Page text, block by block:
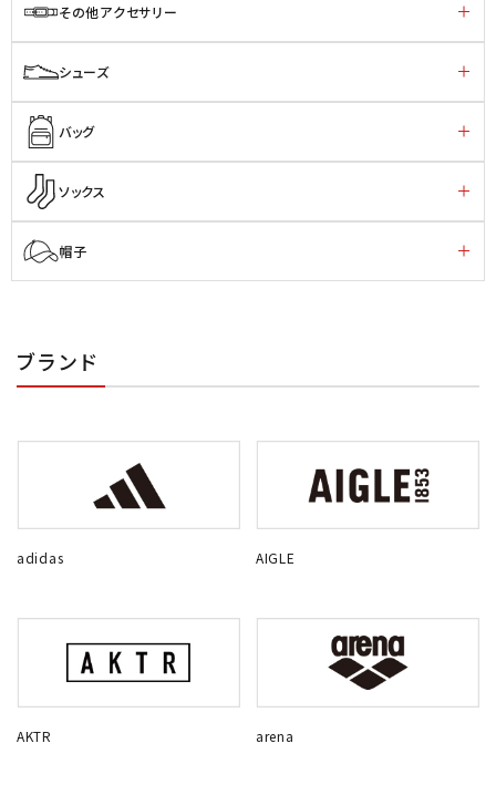
その他アクセサリー
シューズ
バッグ
ソックス
帽子
ブランド
adidas AIGLE
AKTR arena